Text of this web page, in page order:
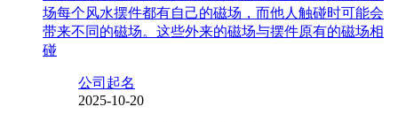
场每个风水摆件都有自己的磁场，而他人触碰时可能会
带来不同的磁场。这些外来的磁场与摆件原有的磁场相
碰
公司起名
2025-10-20